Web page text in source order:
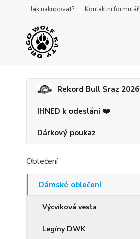
Jak nakupovat? Kontaktní formulář
Rekord Bull Sraz 2026
IHNED k odeslání ❤️
Dárkový poukaz
Oblečení
Dámské oblečení
Výcviková vesta
Legíny DWK